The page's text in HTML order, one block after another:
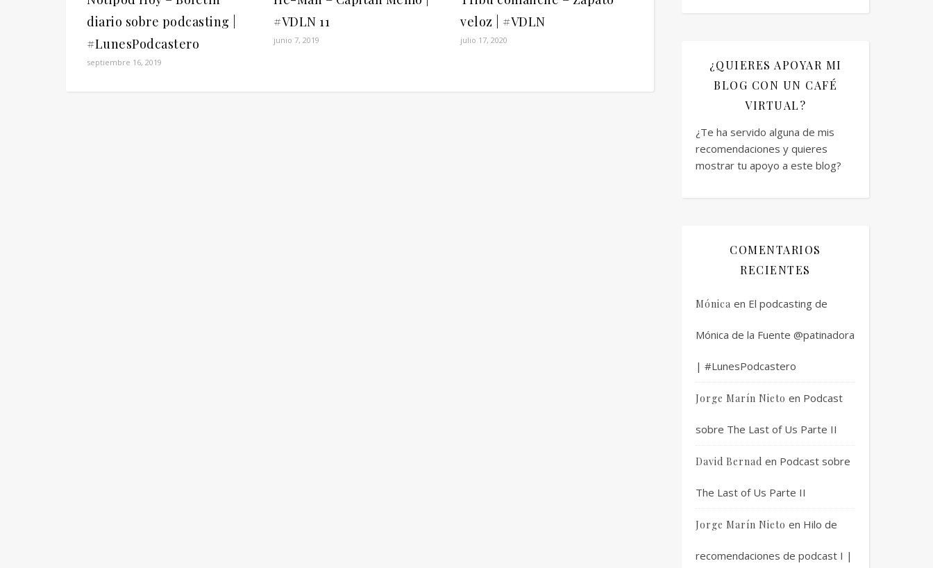
diario sobre podcasting |
#LunesPodcastero
septiembre 16, 2019
#VDLN 11
junio 7, 2019
veloz | #VDLN
julio 17, 2020
¿QUIERES APOYAR MI
BLOG CON UN CAFÉ
VIRTUAL?
¿Te ha servido alguna de mis
recomendaciones y quieres
mostrar tu apoyo a este blog?
COMENTARIOS
RECIENTES
Mónica en El podcasting de
Mónica de la Fuente @patinadora
| #LunesPodcastero
Jorge Marín Nieto en Podcast
sobre The Last of Us Parte II
David Bernad en Podcast sobre
The Last of Us Parte II
Jorge Marín Nieto en Hilo de
recomendaciones de podcast I |